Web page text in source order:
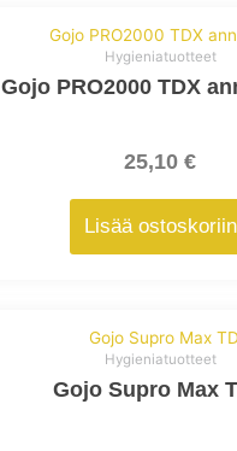
Hygieniatuotteet
Gojo PRO2000 TDX
25,10 €
Lisää ostoskoriin
Hygieniatuotteet
Gojo Supro Max